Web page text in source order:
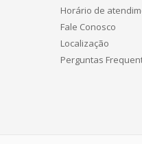
Horário de
Fale Conosco
Localização
Perguntas